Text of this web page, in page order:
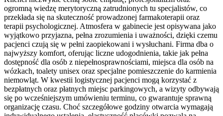
ogromną wiedzę merytoryczną zatrudnionych tu specjalistów, co
przekłada się na skuteczność prowadzonej farmakoterapii oraz
terapii psychologicznej. Atmosfera w gabinecie jest opisywana jako
wyjątkowo przyjazna, pełna zrozumienia i uważności, dzięki czemu
pacjenci czują się w pełni zaopiekowani i wysłuchani. Firma dba o
najwyższy komfort, oferując liczne udogodnienia, takie jak pełna
dostępność dla osób z niepełnosprawnościami, miejsca dla osób na
wózkach, toalety unisex oraz specjalne pomieszczenie do karmienia
niemowląt. W kwestii logistycznej pacjenci mogą korzystać z
bezpłatnych oraz płatnych miejsc parkingowych, a wizyty odbywają
się po wcześniejszym umówieniu terminu, co gwarantuje sprawną
organizację czasu. Choć szczegółowe godziny otwarcia wymagają